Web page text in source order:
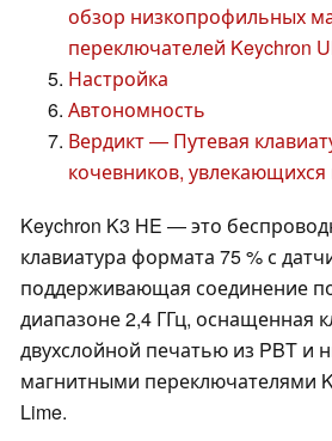
обзор низкопрофильных
переключателей Keychron
Настройка
Автономность
Вердикт — Путевая
кочевников,
Keychron K3 HE — это
клавиатура формата 75 % с
поддерживающая соединение
диапазоне 2,4 ГГц, оснащенная
двухслойной печатью из PBT и
магнитными переключателями
Lime.